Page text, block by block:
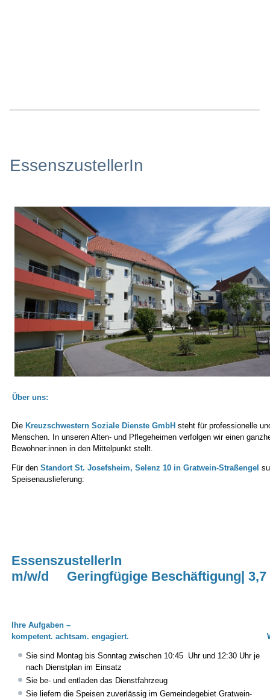
EssenszustellerIn
Über uns:
Die Kreuzschwestern Soziale Dienste GmbH steht für professionelle
Menschen. In unseren Alten- und Pflegeheimen verfolgen wir einen
Bewohner:innen in den Mittelpunkt stellt.
Für denStandort St. Josefsheim, Selenz 10 in Gratwein-Straßengel
Speisenauslieferung:
EssenszustellerIn
m/w/d Geringfügige Beschäftigung| 3,7
Ihre Aufgaben –
kompetent. achtsam. engagiert.
Sie sind Montag bis Sonntag zwischen 10:45 Uhr und 12:30 Uhr je
nach Dienstplan im Einsatz
Sie be- und entladen das Dienstfahrzeug
Sie liefern die Speisen zuverlässig im Gemeindegebiet Gratwein-